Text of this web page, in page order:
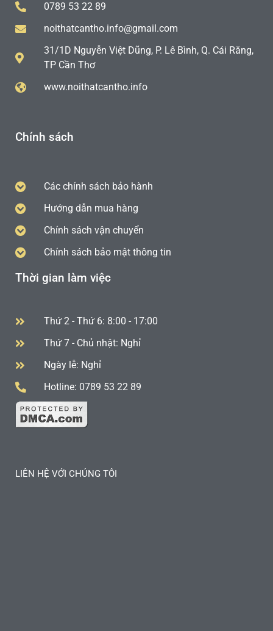
0789 53 22 89
noithatcantho.info@gmail.com
31/1D Nguyễn Việt Dũng, P. Lê Bình, Q. Cái Răng,
TP Cần Thơ
www.noithatcantho.info
Chính sách
Các chính sách bảo hành
Hướng dẫn mua hàng
Chính sách vận chuyển
Chính sách bảo mật thông tin
Thời gian làm việc
Thứ 2 - Thứ 6: 8:00 - 17:00
Thứ 7 - Chủ nhật: Nghỉ
Ngày lễ: Nghỉ
Hotline: 0789 53 22 89
LIÊN HỆ VỚI CHÚNG TÔI